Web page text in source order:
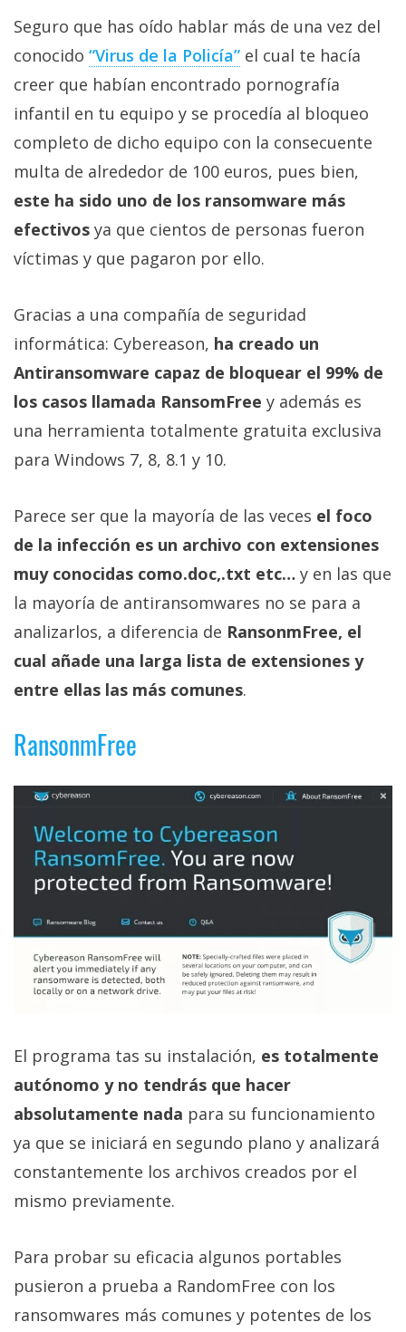
Foros
Contacto
/
Sobre
nosotros
/
Publicidad
/
Cambiar
opciones
privacidad
/
Aviso
Legal
El medio de
comunicación
digital donde
noticias sobre
tecnología,
móviles,
ordenadores,
apps,
informática,
videojuegos,
comparativas,
trucos y
(CC) 2006-
2026.Algunos
reservados.
Seguro que has oído hablar más de una vez del
conocido “Virus de la Policía” el cual te hacía
creer que habían encontrado pornografía
infantil en tu equipo y se procedía al bloqueo
completo de dicho equipo con la consecuente
multa de alrededor de 100 euros, pues bien,
este ha sido uno de los ransomware más
efectivos ya que cientos de personas fueron
víctimas y que pagaron por ello.
Gracias a una compañía de seguridad
informática: Cybereason, ha creado un
Antiransomware capaz de bloquear el 99% de
los casos llamada RansomFree y además es
una herramienta totalmente gratuita exclusiva
para Windows 7, 8, 8.1 y 10.
Parece ser que la mayoría de las veces el foco
de la infección es un archivo con extensiones
muy conocidas como.doc,.txt etc… y en las que
la mayoría de antiransomwares no se para a
analizarlos, a diferencia de RansonmFree, el
cual añade una larga lista de extensiones y
entre ellas las más comunes.
RansonmFree
El programa tas su instalación, es totalmente
autónomo y no tendrás que hacer
absolutamente nada para su funcionamiento
ya que se iniciará en segundo plano y analizará
constantemente los archivos creados por el
mismo previamente.
Para probar su eficacia algunos portables
pusieron a prueba a RandomFree con los
ransomwares más comunes y potentes de los